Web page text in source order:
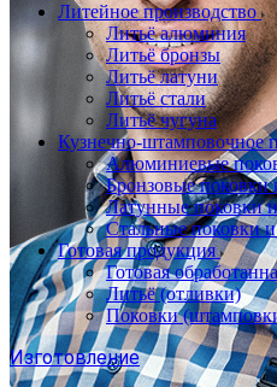
Литейное производство
Литьё алюминия
Литьё бронзы
Литьё латуни
Литьё стали
Литьё чугуна
Кузнечно-штамповочное
Алюминиевые
Бронзовые
Латунные поковки
Стальные поковки
Готовая продукция
Готовая
Литьё (отливки)
Поковки
Изготовление